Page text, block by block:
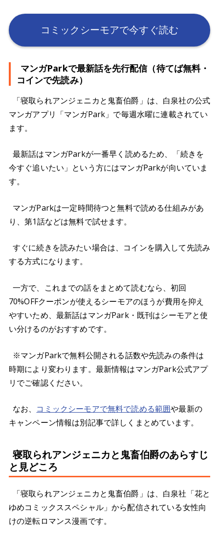
コミックシーモアで今すぐ読む
マンガParkで最新話を先行配信（待てば無料・
コインで先読み）
「寝取られアンジェニカと鬼畜伯爵」は、白泉社の公式
マンガアプリ「マンガPark」で毎週水曜に連載されてい
ます。
最新話はマンガParkが一番早く読めるため、「続きを
今すぐ追いたい」という方にはマンガParkが向いていま
す。
マンガParkは一定時間待つと無料で読める仕組みがあ
り、第1話などは無料で試せます。
すぐに続きを読みたい場合は、コインを購入して先読み
する方式になります。
一方で、これまでの話をまとめて読むなら、初回
70%OFFクーポンが使えるシーモアのほうが費用を抑え
やすいため、最新話はマンガPark・既刊はシーモアと使
い分けるのがおすすめです。
※マンガParkで無料公開される話数や先読みの条件は
時期により変わります。最新情報はマンガPark公式アプ
リでご確認ください。
なお、 コミックシーモアで無料で読める範囲や最新の
キャンペーン情報は別記事で詳しくまとめています。
寝取られアンジェニカと鬼畜伯爵のあらすじ
と見どころ
「寝取られアンジェニカと鬼畜伯爵」は、白泉社「花と
ゆめコミックススペシャル」から配信されている女性向
けの逆転ロマンス漫画です。